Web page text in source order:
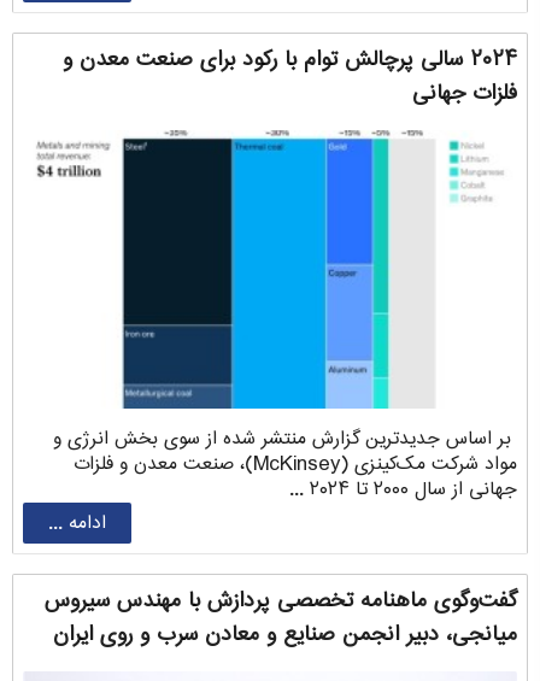
۲۰۲۴ سالی پرچالش توام با رکود برای صنعت معدن و
فلزات جهانی
بر اساس جدیدترین گزارش منتشر شده از سوی بخش انرژی و
مواد شرکت مک‌کینزی (McKinsey)، صنعت معدن و فلزات
جهانی از سال ۲۰۰۰ تا ۲۰۲۴ ...
ادامه ...
گفت‌وگوی ماهنامه تخصصی پردازش با مهندس سیروس
‌میانجی، دبیر انجمن صنایع و معادن سرب و روی ایران